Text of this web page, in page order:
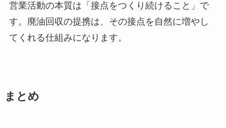
営業活動の本質は「接点をつくり続けること」で
す。廃油回収の提携は、その接点を自然に増やし
てくれる仕組みになります。
まとめ